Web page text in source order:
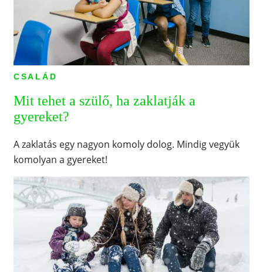
CSALÁD
Mit tehet a szülő, ha zaklatják a
gyereket?
A zaklatás egy nagyon komoly dolog. Mindig vegyük
komolyan a gyereket!